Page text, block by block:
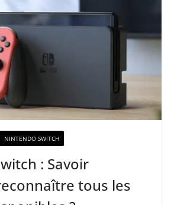
NINTENDO SWITCH
: Savoir
tous les